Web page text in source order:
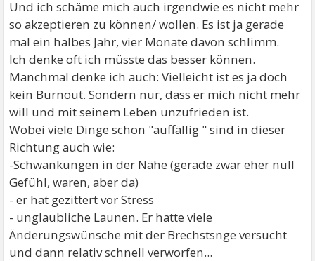
Und ich schäme mich auch irgendwie es nicht mehr
so akzeptieren zu können/ wollen. Es ist ja gerade
mal ein halbes Jahr, vier Monate davon schlimm.
Ich denke oft ich müsste das besser können.
Manchmal denke ich auch: Vielleicht ist es ja doch
kein Burnout. Sondern nur, dass er mich nicht mehr
will und mit seinem Leben unzufrieden ist.
Wobei viele Dinge schon "auffällig " sind in dieser
Richtung auch wie:
-Schwankungen in der Nähe (gerade zwar eher null
Gefühl, waren, aber da)
- er hat gezittert vor Stress
- unglaubliche Launen. Er hatte viele
Änderungswünsche mit der Brechstsnge versucht
und dann relativ schnell verworfen...